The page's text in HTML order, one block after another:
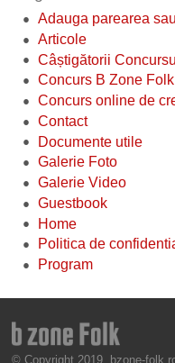
Adauga parearea
Articole
Câștigătorii
Concurs B Zone
Concurs online de
Contact
Documente utile
Galerie Foto
Galerie Video
Guestbook
Home
Politica de
Program
© Copyright 2019, bzone-